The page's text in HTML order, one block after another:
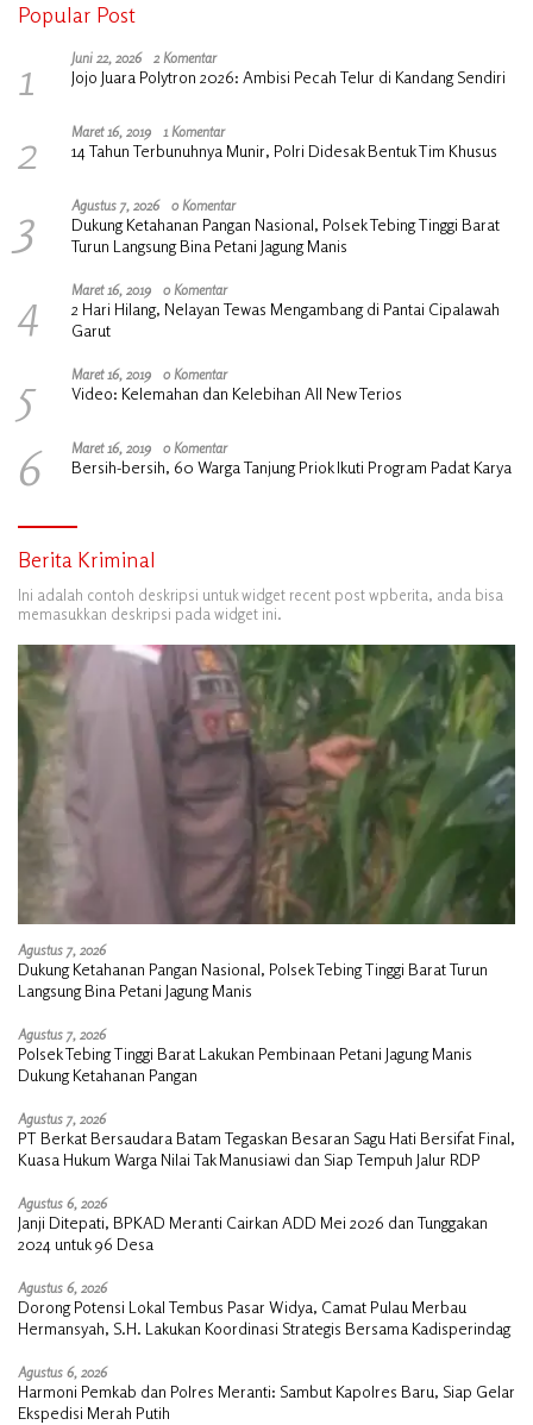
Popular Post
1 Juni 22, 2026 2 Komentar
Jojo Juara Polytron 2026: Ambisi Pecah Telur di Kandang Sendiri
2 Maret 16, 2019 1 Komentar
14 Tahun Terbunuhnya Munir, Polri Didesak Bentuk Tim Khusus
3 Agustus 7, 2026 0 Komentar
Dukung Ketahanan Pangan Nasional, Polsek Tebing Tinggi Barat
Turun Langsung Bina Petani Jagung Manis
4 Maret 16, 2019 0 Komentar
2 Hari Hilang, Nelayan Tewas Mengambang di Pantai Cipalawah
Garut
5 Maret 16, 2019 0 Komentar
Video: Kelemahan dan Kelebihan All New Terios
6 Maret 16, 2019 0 Komentar
Bersih-bersih, 60 Warga Tanjung Priok Ikuti Program Padat Karya
Berita Kriminal
Ini adalah contoh deskripsi untuk widget recent post wpberita, anda bisa
memasukkan deskripsi pada widget ini.
Agustus 7, 2026
Dukung Ketahanan Pangan Nasional, Polsek Tebing Tinggi Barat Turun
Langsung Bina Petani Jagung Manis
Agustus 7, 2026
Polsek Tebing Tinggi Barat Lakukan Pembinaan Petani Jagung Manis
Dukung Ketahanan Pangan
Agustus 7, 2026
PT Berkat Bersaudara Batam Tegaskan Besaran Sagu Hati Bersifat Final,
Kuasa Hukum Warga Nilai Tak Manusiawi dan Siap Tempuh Jalur RDP
Agustus 6, 2026
Janji Ditepati, BPKAD Meranti Cairkan ADD Mei 2026 dan Tunggakan
2024 untuk 96 Desa
Agustus 6, 2026
Dorong Potensi Lokal Tembus Pasar Widya, Camat Pulau Merbau
Hermansyah, S.H. Lakukan Koordinasi Strategis Bersama Kadisperindag
Agustus 6, 2026
Harmoni Pemkab dan Polres Meranti: Sambut Kapolres Baru, Siap Gelar
Ekspedisi Merah Putih